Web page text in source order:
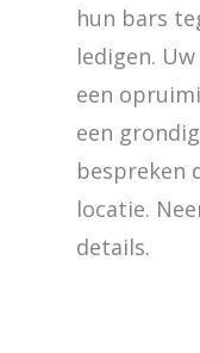
hun bars
ledigen.
een
een
bespreken
locatie.
details.